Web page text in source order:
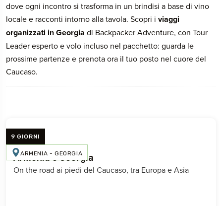
dove ogni incontro si trasforma in un brindisi a base di vino
locale e racconti intorno alla tavola. Scopri i viaggi
organizzati in Georgia di Backpacker Adventure, con Tour
Leader esperto e volo incluso nel pacchetto: guarda le
prossime partenze e prenota ora il tuo posto nel cuore del
Caucaso.
9 GIORNI
ARMENIA - GEORGIA
Armenia e Georgia
On the road ai piedi del Caucaso, tra Europa e Asia